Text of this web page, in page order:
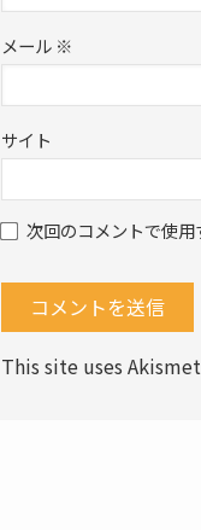
メール ※
サイト
次回のコメントで使用
This site uses